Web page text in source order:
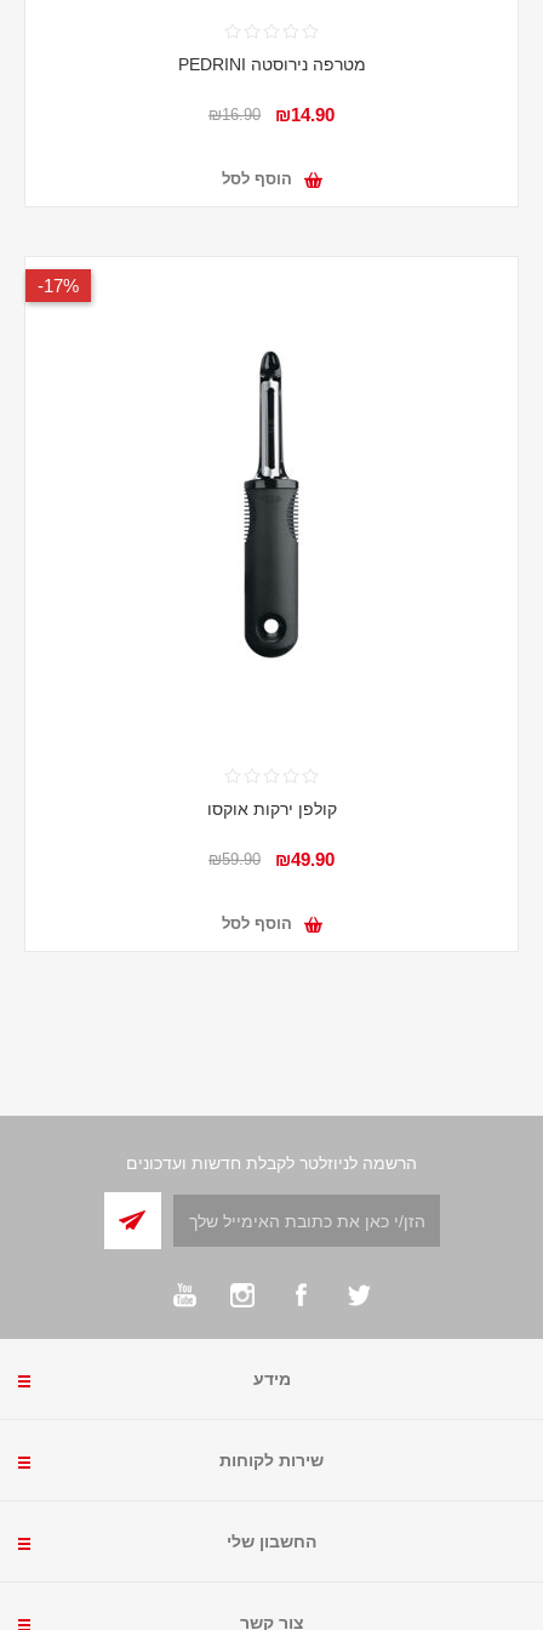
מטרפה נירוסטה PEDRINI
₪14.90
₪16.90
הוסף לסל
17%-
קולפן ירקות אוקסו
₪49.90
₪59.90
הוסף לסל
הרשמה לניוזלטר לקבלת חדשות ועדכונים
מידע
שירות לקוחות
החשבון שלי
צור קשר